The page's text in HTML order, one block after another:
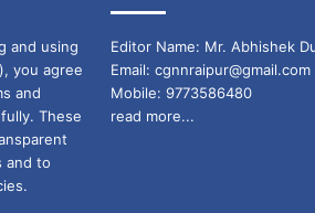
and using
you agree
and
These
and to
Editor Name: Mr. Abhishek
Email: cgnnraipur@gmail.com
Mobile: 9773586480
read more...